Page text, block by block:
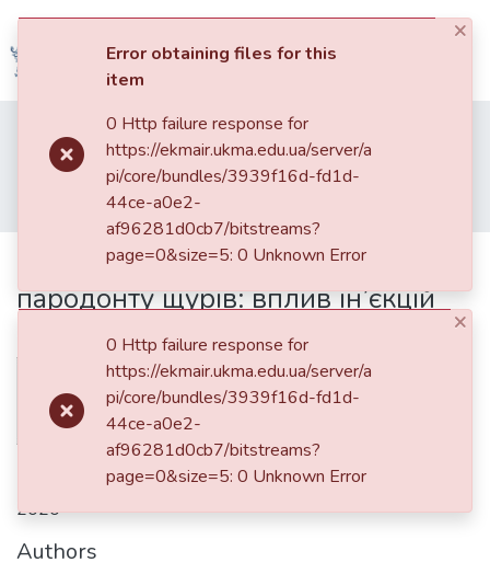
Communities
Collections
All of DSpace
014. Роботи студентів
Кваліфікаційні випускні роботи здобувачів вищої освіти бакалаврських програм
Факультет природничих наук
Кафедра біології
Е1 Біологія та біохімія
Рівень Hsp60 у тканинах
пародонту щурів: вплив ін’єкцій
гіалуронової кислоти
2020
Authors
×
Error obtaining files for this
item
0 Http failure response for
https://ekmair.ukma.edu.ua/server/a
pi/core/bundles/3939f16d-fd1d-
44ce-a0e2-
af96281d0cb7/bitstreams?
page=0&size=5: 0 Unknown Error
×
0 Http failure response for
https://ekmair.ukma.edu.ua/server/a
pi/core/bundles/3939f16d-fd1d-
44ce-a0e2-
af96281d0cb7/bitstreams?
page=0&size=5: 0 Unknown Error